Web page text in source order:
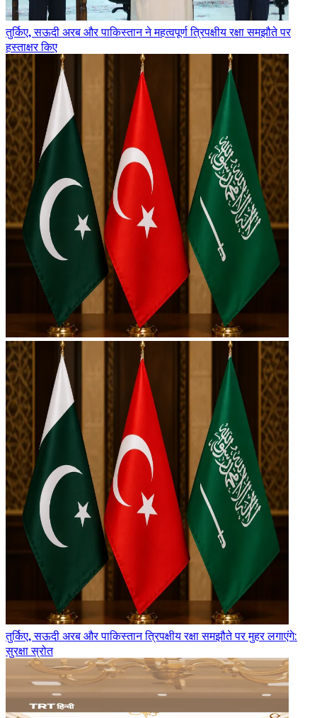
तुर्किए, सऊदी अरब और पाकिस्तान ने महत्वपूर्ण त्रिपक्षीय रक्षा समझौते पर
हस्ताक्षर किए
तुर्किए, सऊदी अरब और पाकिस्तान त्रिपक्षीय रक्षा समझौते पर मुहर लगाएंगे:
सुरक्षा स्रोत